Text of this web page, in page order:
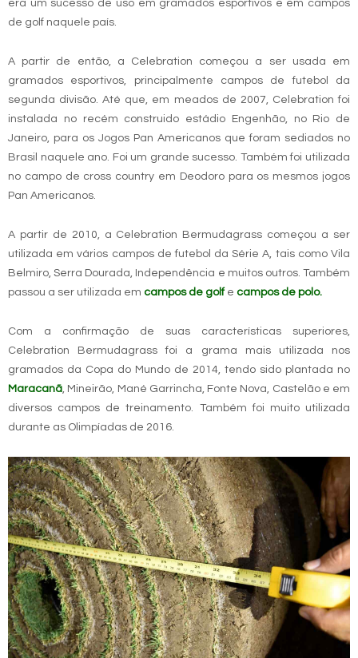
era um sucesso de uso em gramados esportivos e em campos
de golf naquele país.
A partir de então, a Celebration começou a ser usada em
gramados esportivos, principalmente campos de futebol da
segunda divisão. Até que, em meados de 2007, Celebration foi
instalada no recém construido estádio Engenhão, no Rio de
Janeiro, para os Jogos Pan Americanos que foram sediados no
Brasil naquele ano. Foi um grande sucesso. Também foi utilizada
no campo de cross country em Deodoro para os mesmos jogos
Pan Americanos.
A partir de 2010, a Celebration Bermudagrass começou a ser
utilizada em vários campos de futebol da Série A, tais como Vila
Belmiro, Serra Dourada, Independência e muitos outros. Também
passou a ser utilizada em campos de golfe campos de polo.
Com a confirmação de suas características superiores,
Celebration Bermudagrass foi a grama mais utilizada nos
gramados da Copa do Mundo de 2014, tendo sido plantada no
Maracanã, Mineirão, Mané Garrincha, Fonte Nova, Castelão e em
diversos campos de treinamento. Também foi muito utilizada
durante as Olimpíadas de 2016.